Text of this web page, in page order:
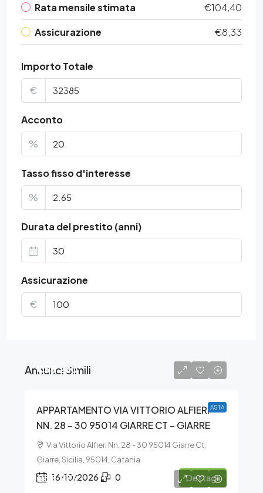
Rata mensile stimata
€104,40
Assicurazione
€8,33
Importo Totale
€
Acconto
%
Tasso fisso d'interesse
%
Durata del prestito (anni)
Assicurazione
€
Annunci Simili
ASTA
€38.250
APPARTAMENTO VIA VITTORIO ALFIERI
NN. 28 – 30 95014 GIARRE CT – GIARRE
Via Vittorio Alfieri Nn. 28 - 30 95014 Giarre Ct,
Giarre, Sicilia, 95014, Catania
16/10/2026 0 Dettagli
€55.273